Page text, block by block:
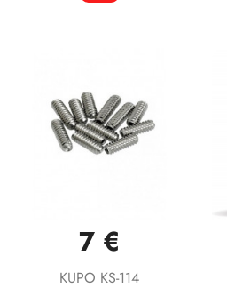
7 €
KUPO KS-114